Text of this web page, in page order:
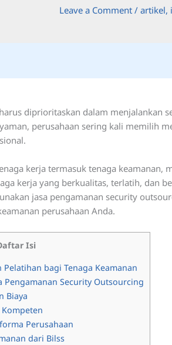
Leave a Comment / artikel,
diprioritaskan dalam menjalankan
perusahaan sering kali memilih
kerja termasuk tenaga keamanan,
kerja yang berkualitas, terlatih, dan
jasa pengamanan security
perusahaan Anda.
Isi
bagi Tenaga Keamanan
Pengamanan Security Outsourcing
Biaya
Perusahaan
dari Bilss